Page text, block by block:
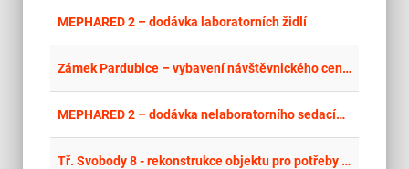
MEPHARED 2 – dodávka laboratorních židlí
Zámek Pardubice – vybavení návštěvnického centra
MEPHARED 2 – dodávka nelaboratorního sedacího nábytku
Tř. Svobody 8 - rekonstrukce objektu pro potřeby FZV UPOL – interiérové vybavení